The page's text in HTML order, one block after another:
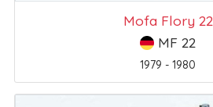
Mofa Flory 22
MF 22
1979 - 1980